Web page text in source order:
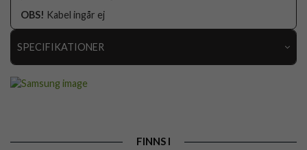
OBS! Kabel ingår ej
SPECIFIKATIONER
FINNS I